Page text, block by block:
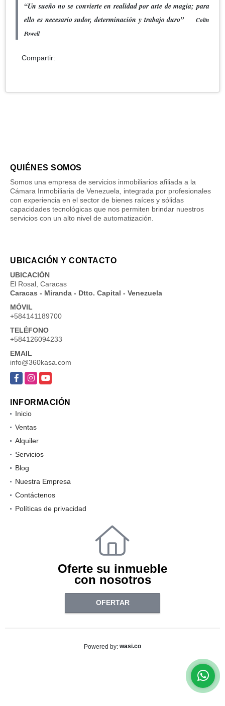
“Un sueño no se convierte en realidad por arte de magia; para
ello es necesario sudor, determinación y trabajo duro”
Colín
Powell
Compartir:
QUIÉNES SOMOS
Somos una empresa de servicios inmobiliarios afiliada a la
Cámara Inmobiliaria de Venezuela, integrada por profesionales
con experiencia en el sector de bienes raíces y sólidas
capacidades tecnológicas que nos permiten brindar nuestros
servicios con un alto nivel de automatización.
UBICACIÓN Y CONTACTO
UBICACIÓN
El Rosal, Caracas
Caracas - Miranda - Dtto. Capital - Venezuela
MÓVIL
+584141189700
TELÉFONO
+584126094233
EMAIL
info@360kasa.com
Facebook
InstagramYouTube
INFORMACIÓN
Inicio
Ventas
Alquiler
Servicios
Blog
Nuestra Empresa
Contáctenos
Políticas de privacidad
Oferte su inmueble
con nosotros
OFERTAR
Powered by: wasi.co